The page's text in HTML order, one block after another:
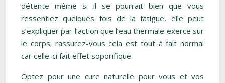
détente même si il se pourrait bien que vous
ressentiez quelques fois de la fatigue, elle peut
s’expliquer par l’action que l’eau thermale exerce sur
le corps; rassurez-vous cela est tout à fait normal
car celle-ci fait effet soporifique.
Optez pour une cure naturelle pour vous et vos